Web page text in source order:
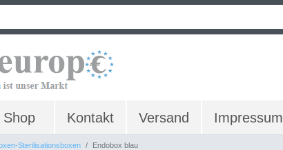
Shop Kontakt Versand Impressum
Sterilisationsboxen Endobox blau